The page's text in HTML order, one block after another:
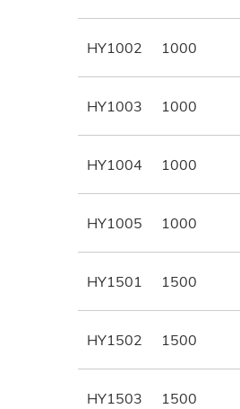
HY1002 1000
HY1003 1000
HY1004 1000
HY1005 1000
HY1501 1500
HY1502 1500
HY1503 1500